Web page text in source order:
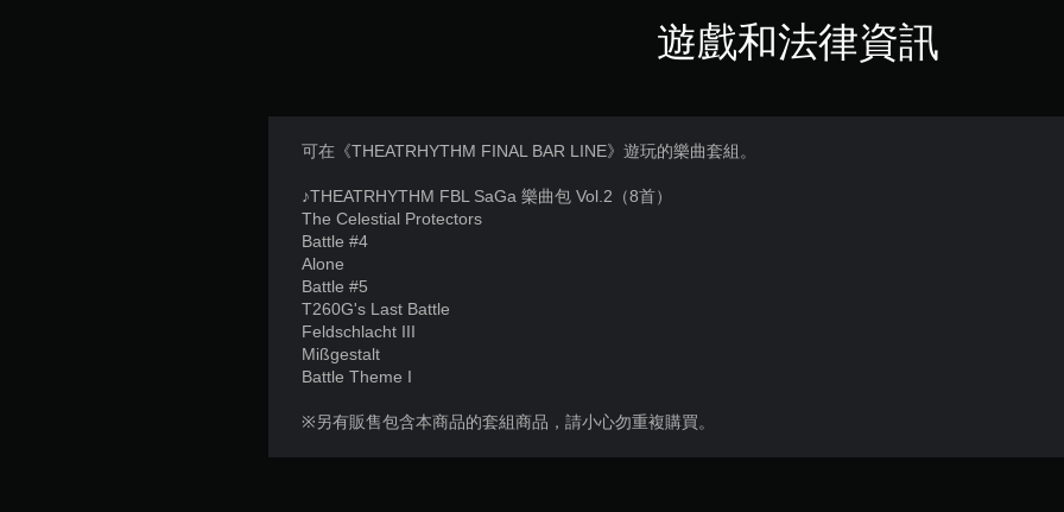
遊戲和法律資訊
可在《THEATRHYTHM FINAL BAR LINE》遊玩的樂曲套組。
♪THEATRHYTHM FBL SaGa 樂曲包 Vol.2（8首）
The Celestial Protectors
Battle #4
Alone
Battle #5
T260G's Last Battle
Feldschlacht III
Mißgestalt
Battle Theme I
※另有販售包含本商品的套組商品，請小心勿重複購買。